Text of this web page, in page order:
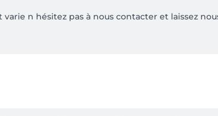
n hésitez pas à nous contacter et laissez